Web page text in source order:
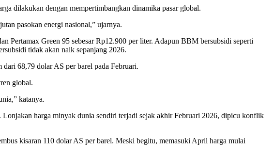
dilakukan dengan mempertimbangkan dinamika pasar global.
pasokan energi nasional,” ujarnya.
Pertamax Green 95 sebesar Rp12.900 per liter. Adapun BBM bersubsidi seperti
tidak akan naik sepanjang 2026.
68,79 dolar AS per barel pada Februari.
global.
katanya.
harga minyak dunia sendiri terjadi sejak akhir Februari 2026, dipicu konflik
kisaran 110 dolar AS per barel. Meski begitu, memasuki April harga mulai